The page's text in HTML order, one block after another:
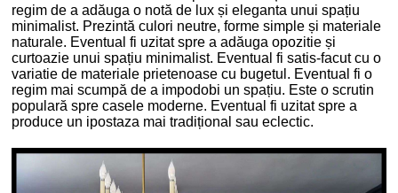
regim de a adăuga o notă de lux și eleganta unui spațiu
minimalist. Prezintă culori neutre, forme simple și materiale
naturale. Eventual fi uzitat spre a adăuga opozitie și
curtoazie unui spațiu minimalist. Eventual fi satis-facut cu o
variatie de materiale prietenoase cu bugetul. Eventual fi o
regim mai scumpă de a impodobi un spațiu. Este o scrutin
populară spre casele moderne. Eventual fi uzitat spre a
produce un ipostaza mai tradițional sau eclectic.